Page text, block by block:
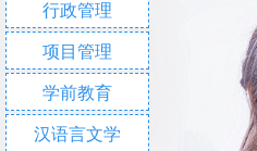
行政管理
项目管理
学前教育
汉语言文学